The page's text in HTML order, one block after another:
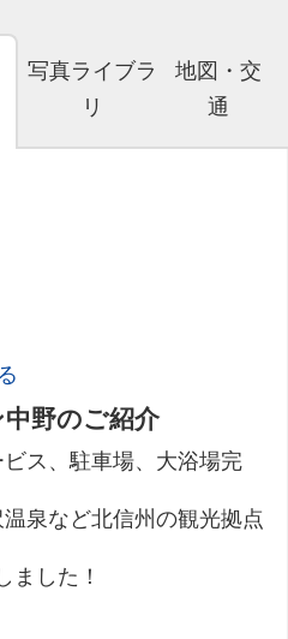
写真ライブラ
リ
地図・交
通
野のご紹介
ス、駐車場、大浴場完
泉など北信州の観光拠点
ました！